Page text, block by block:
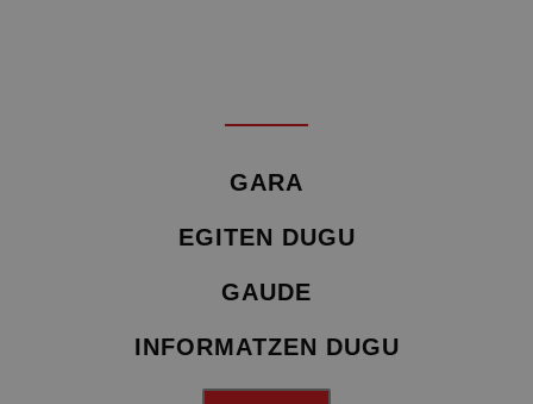
GARA
EGITEN DUGU
GAUDE
INFORMATZEN DUGU